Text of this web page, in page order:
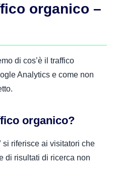
organico –
di cos’è il traffico
Analytics e come non
organico?
si riferisce ai visitatori che
di risultati di ricerca non